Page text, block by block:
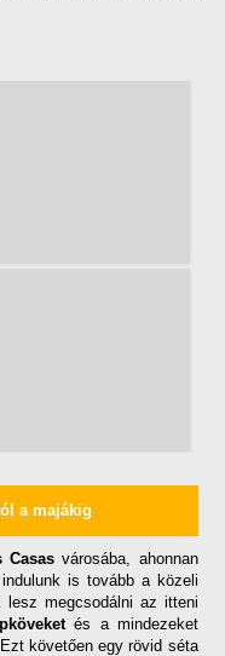
a majákig
Casas városába, ahonnan
is tovább a közeli
lesz megcsodálni az itteni
és a mindezeket
követően egy rövid séta